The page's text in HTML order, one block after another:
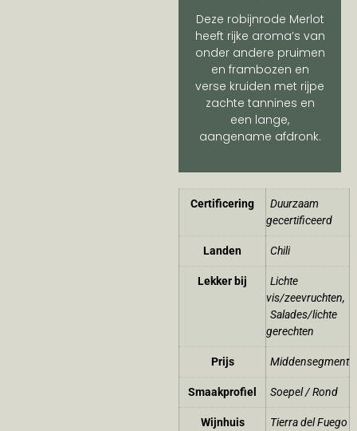
Deze robijnrode Merlot
heeft rijke aroma’s van
onder andere pruimen
en frambozen en
verse kruiden met rijpe
zachte tannines en
een lange,
aangename afdronk.
Certificering
Duurzaam
gecertificeerd
Landen Chili
Lekker bij
Lichte
vis/zeevruchten,
Salades/lichte
gerechten
Prijs Middensegment
Smaakprofiel Soepel / Rond
Wijnhuis Tierra del Fuego